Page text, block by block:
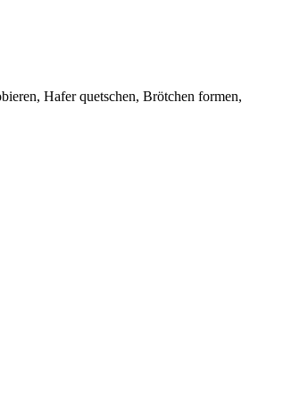
Hafer quetschen, Brötchen formen,